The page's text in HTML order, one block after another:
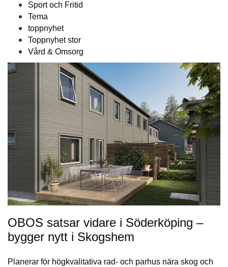
Sport och Fritid
Tema
toppnyhet
Toppnyhet stor
Vård & Omsorg
OBOS satsar vidare i Söderköping –
bygger nytt i Skogshem
Planerar för högkvalitativa rad- och parhus nära skog och